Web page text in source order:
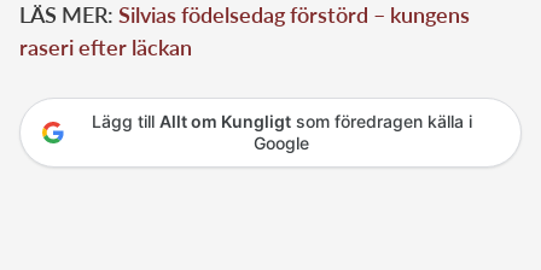
LÄS MER: Silvias födelsedag förstörd – kungens
raseri efter läckan
Lägg till Allt om Kungligtsom föredragen källa i
Google